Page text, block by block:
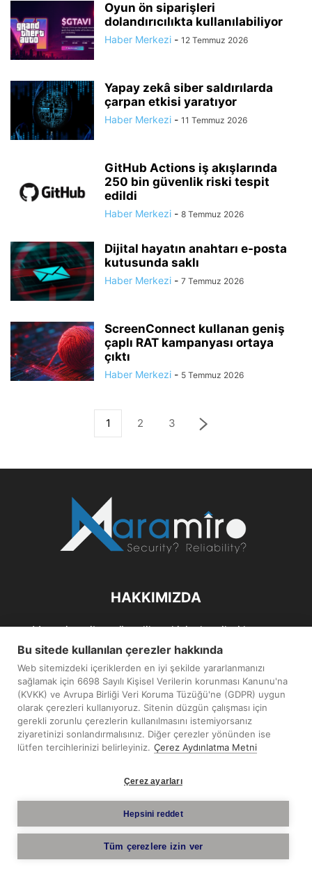
Oyun ön siparişleri
dolandırıcılıkta kullanılabiliyor
Haber Merkezi - 12 Temmuz 2026
Yapay zekâ siber saldırılarda
çarpan etkisi yaratıyor
Haber Merkezi - 11 Temmuz 2026
GitHub Actions iş akışlarında
250 bin güvenlik riski tespit
edildi
Haber Merkezi - 8 Temmuz 2026
Dijital hayatın anahtarı e-posta
kutusunda saklı
Haber Merkezi - 7 Temmuz 2026
ScreenConnect kullanan geniş
çaplı RAT kampanyası ortaya
çıktı
Haber Merkezi - 5 Temmuz 2026
1 2 3
HAKKIMIZDA
Maramiro; siber güvenlik ve kişisel verileri koruma
alanlarıın sağlıklı büyümelerine odaklanarak bu sektörlerle
ilgili güncel haber ve analizler hazırlayıp yayınlayan bir
haber sitesidir.
İletişim:maramiro@sentezmedya.com.tr
BIZI TAKIP EDIN
Telif Hakkı © 2019 - 2026 Sentez Medya Limited. Tüm hakları
saklıdır.
Bu sitede kullanılan çerezler hakkında
Web sitemizdeki içeriklerden en iyi şekilde yararlanmanızı
sağlamak için 6698 Sayılı Kişisel Verilerin korunması Kanunu'na
(KVKK) ve Avrupa Birliği Veri Koruma Tüzüğü'ne (GDPR) uygun
olarak çerezleri kullanıyoruz. Sitenin düzgün çalışması için
gerekli zorunlu çerezlerin kullanılmasını istemiyorsanız
ziyaretinizi sonlandırmalısınız. Diğer çerezler yönünden ise
lütfen tercihlerinizi belirleyiniz. Çerez Aydınlatma Metni
Çerez ayarları
Hepsini reddet
Tüm çerezlere izin ver